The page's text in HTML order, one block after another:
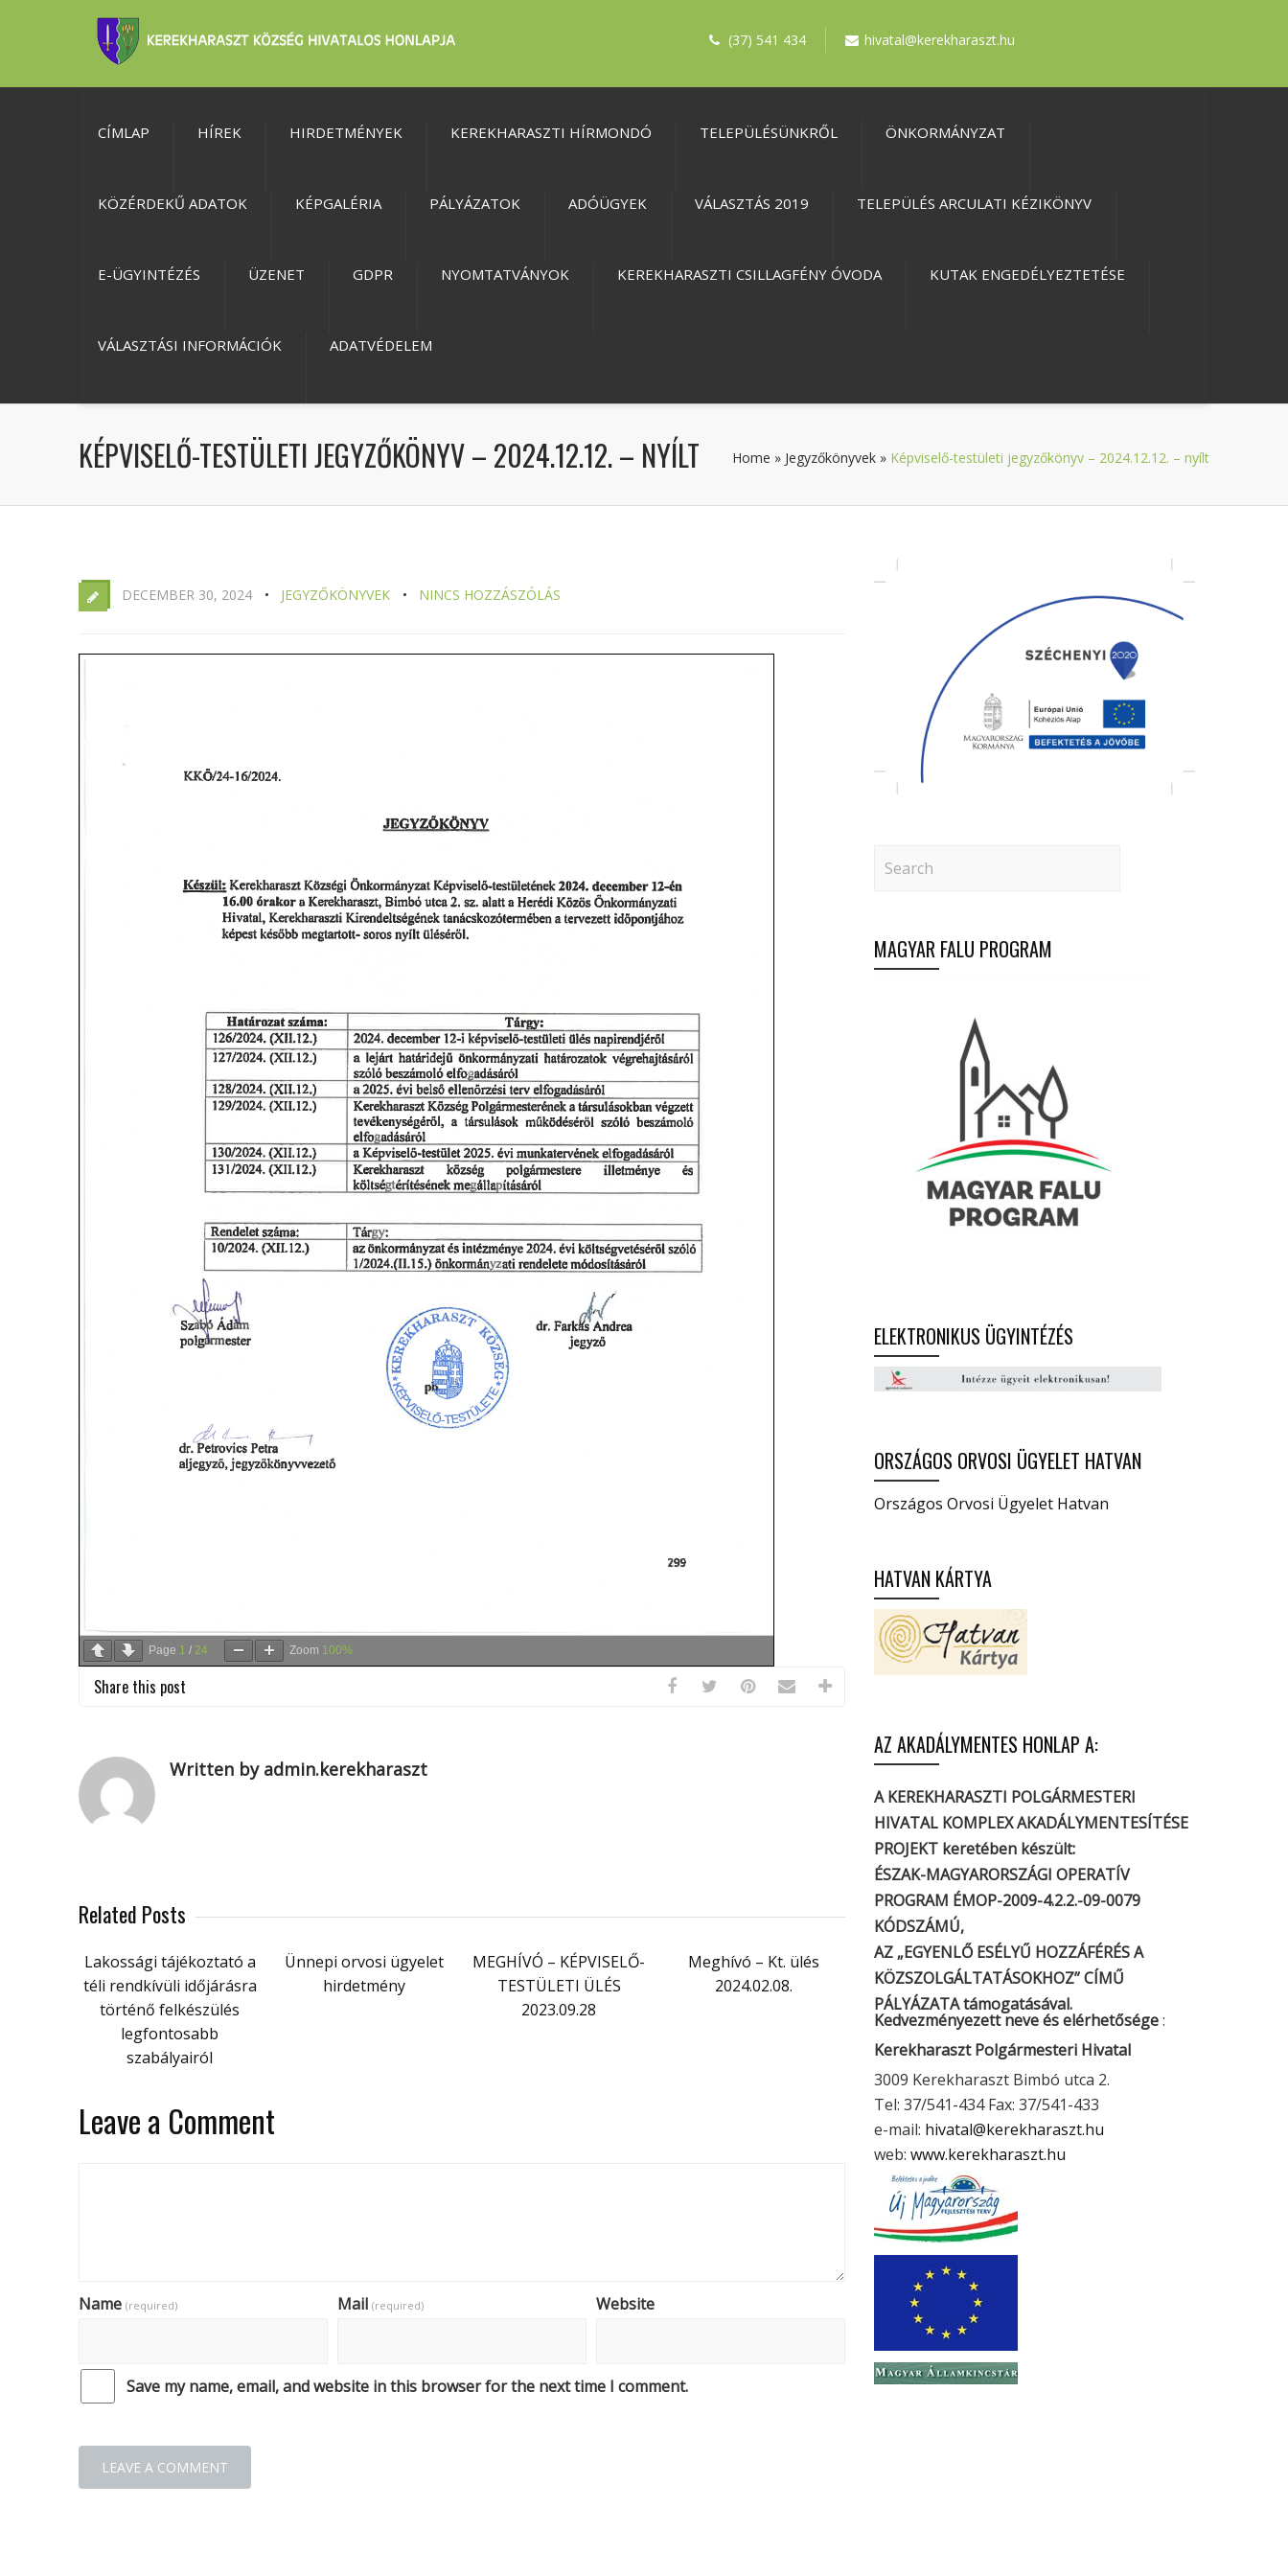
(37) 541 434 hivatal@kerekharaszt.hu
CÍMLAP HÍREK HIRDETMÉNYEK KEREKHARASZTI HÍRMONDÓ TELEPÜLÉSÜNKRŐL ÖNKORMÁNYZAT
KÖZÉRDEKŰ ADATOK KÉPGALÉRIA PÁLYÁZATOK ADÓÜGYEK VÁLASZTÁS 2019 TELEPÜLÉS ARCULATI KÉZIKÖNYV
E-ÜGYINTÉZÉS ÜZENET GDPR NYOMTATVÁNYOK KEREKHARASZTI CSILLAGFÉNY ÓVODA KUTAK ENGEDÉLYEZTETÉSE
VÁLASZTÁSI INFORMÁCIÓK ADATVÉDELEM
KÉPVISELŐ-TESTÜLETI JEGYZŐKÖNYV – 2024.12.12. – NYÍLT Home » Jegyzőkönyvek » Képviselő-testületi jegyzőkönyv – 2024.12.12. – nyílt
DECEMBER 30, 2024 JEGYZŐKÖNYVEK NINCS HOZZÁSZÓLÁS
Page 1 / 24 Zoom 100%
Share this post
Written by admin.kerekharaszt
Related Posts
Lakossági tájékoztató a
téli rendkívüli időjárásra
történő felkészülés
legfontosabb
szabályairól
Ünnepi orvosi ügyelet
hirdetmény
MEGHÍVÓ – KÉPVISELŐ-
TESTÜLETI ÜLÉS
2023.09.28
Meghívó – Kt. ülés
2024.02.08.
Leave a Comment
Name (required) Mail (required) Website
Save my name, email, and website in this browser for the next time I comment.
MAGYAR FALU PROGRAM
ELEKTRONIKUS ÜGYINTÉZÉS
ORSZÁGOS ORVOSI ÜGYELET HATVAN
Országos Orvosi Ügyelet Hatvan
HATVAN KÁRTYA
AZ AKADÁLYMENTES HONLAP A:
A KEREKHARASZTI POLGÁRMESTERI
HIVATAL KOMPLEX AKADÁLYMENTESÍTÉSE
PROJEKT keretében készült:
ÉSZAK-MAGYARORSZÁGI OPERATÍV
PROGRAM ÉMOP-2009-4.2.2.-09-0079
KÓDSZÁMÚ,
AZ „EGYENLŐ ESÉLYŰ HOZZÁFÉRÉS A
KÖZSZOLGÁLTATÁSOKHOZ” CÍMŰ
PÁLYÁZATA támogatásával.
Kedvezményezett neve és elérhetősége:
Kerekharaszt Polgármesteri Hivatal
3009 Kerekharaszt Bimbó utca 2.
Tel: 37/541-434 Fax: 37/541-433
e-mail: hivatal@kerekharaszt.hu
web: www.kerekharaszt.hu